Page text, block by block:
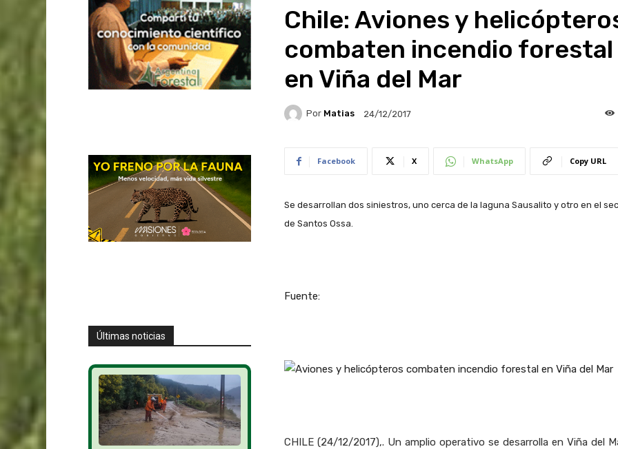
Últimas noticias
Chile: Aviones y
combaten incendio forestal
en Viña del Mar
Por Matias 24/12/2017
Facebook X WhatsApp Copy URL
Se desarrollan dos siniestros, uno cerca de la laguna Sausalito y otro en el
de Santos Ossa.
Fuente:
CHILE (24/12/2017),. Un amplio operativo se desarrolla en Viña del